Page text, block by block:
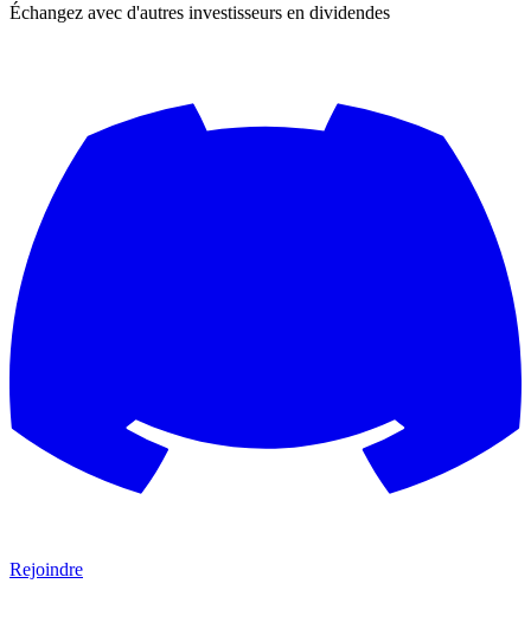
Échangez avec d'autres investisseurs en dividendes
Rejoindre